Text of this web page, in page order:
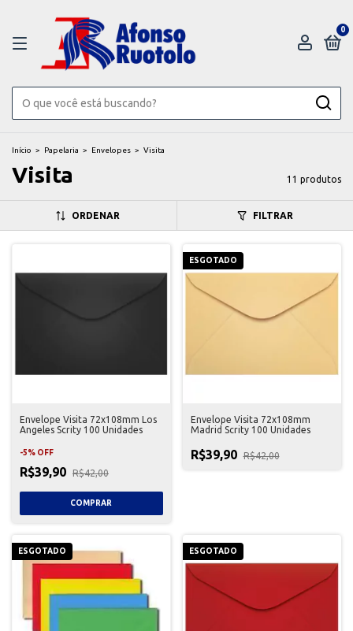
0
Início > Papelaria > Envelopes > Visita
Visita 11 produtos
ORDENAR FILTRAR
Envelope Visita 72x108mm Los
Angeles Scrity 100 Unidades
-5% OFF
R$39,90 R$42,00
ESGOTADO
Envelope Visita 72x108mm
Madrid Scrity 100 Unidades
R$39,90 R$42,00
ESGOTADO ESGOTADO